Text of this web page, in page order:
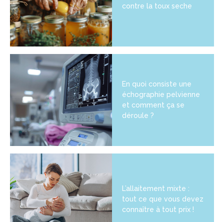
contre la toux seche
En quoi consiste une
échographie pelvienne
et comment ça se
déroule ?
L’allaitement mixte :
tout ce que vous devez
connaître à tout prix !